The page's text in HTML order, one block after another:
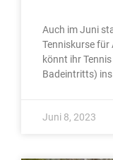
Auch im Juni
Tenniskurse für
könnt ihr
Badeintritts)
Juni 8, 2023